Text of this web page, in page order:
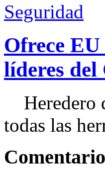
Seguridad
Ofrece
líderes del
Heredero
todas las